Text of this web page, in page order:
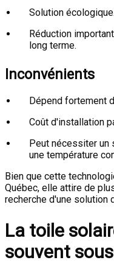
Solution écologique.
Réduction
long terme.
Inconvénients
Dépend fortement
Coût d'installation
Peut nécessiter un
une température
Bien que cette
Québec, elle attire de
recherche d'une solution
La toile
souvent